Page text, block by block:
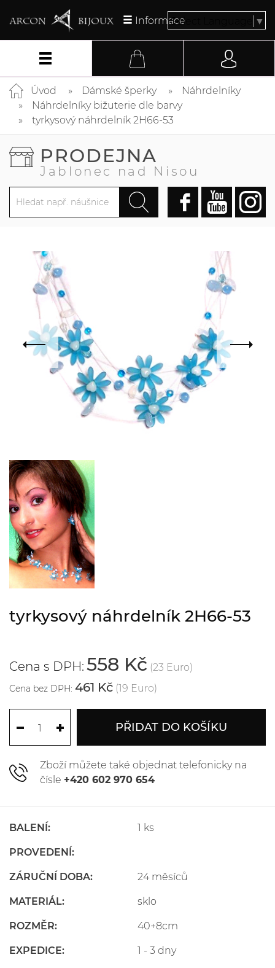
InformaceSelect Language ▼
Úvod Dámské šperky
Náhrdelníky
Náhrdelníky bižuterie dle barvy
tyrkysový náhrdelník 2H66-53
PRODEJNA
Jablonec nad Nisou
tyrkysový náhrdelník 2H66-53
Cena s DPH: 558 Kč (23 Euro)
Cena bez DPH: 461 Kč (19 Euro)
PŘIDAT DO KOŠÍKU
Zboží můžete také objednat telefonicky na
čísle +420 602 970 654
BALENÍ: 1 ks
PROVEDENÍ:
ZÁRUČNÍ DOBA: 24 měsíců
MATERIÁL: sklo
ROZMĚR: 40+8cm
EXPEDICE: 1 - 3 dny